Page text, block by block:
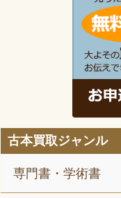
古本買取ジャンル
専門書・学術書